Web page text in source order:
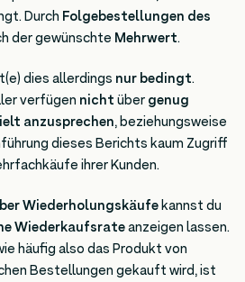
Durch Folgebestellungen des
der gewünschte Mehrwert.
dies allerdings nur bedingt.
verfügen nichtübergenug
anzusprechen, beziehungsweise
dieses Berichts kaum Zugriff
ihrer Kunden.
Wiederholungskäufekannst du
Wiederkaufsrateanzeigen lassen.
häufig also das Produkt von
Bestellungen gekauft wird, ist